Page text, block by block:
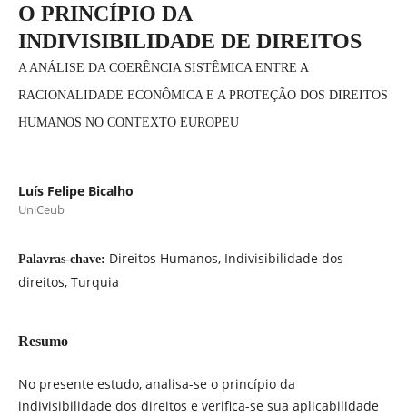
O PRINCÍPIO DA
INDIVISIBILIDADE DE DIREITOS
A ANÁLISE DA COERÊNCIA SISTÊMICA ENTRE A
RACIONALIDADE ECONÔMICA E A PROTEÇÃO DOS DIREITOS
HUMANOS NO CONTEXTO EUROPEU
Luís Felipe Bicalho
UniCeub
Palavras-chave: Direitos Humanos, Indivisibilidade dos
direitos, Turquia
Resumo
No presente estudo, analisa-se o princípio da
indivisibilidade dos direitos e verifica-se sua aplicabilidade